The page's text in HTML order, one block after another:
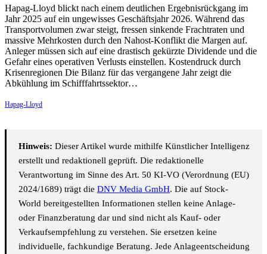
Hapag-Lloyd blickt nach einem deutlichen Ergebnisrückgang im
Jahr 2025 auf ein ungewisses Geschäftsjahr 2026. Während das
Transportvolumen zwar steigt, fressen sinkende Frachtraten und
massive Mehrkosten durch den Nahost-Konflikt die Margen auf.
Anleger müssen sich auf eine drastisch gekürzte Dividende und die
Gefahr eines operativen Verlusts einstellen. Kostendruck durch
Krisenregionen Die Bilanz für das vergangene Jahr zeigt die
Abkühlung im Schifffahrtssektor…
Hapag-Lloyd
Hinweis: Dieser Artikel wurde mithilfe Künstlicher Intelligenz
erstellt und redaktionell geprüft. Die redaktionelle
Verantwortung im Sinne des Art. 50 KI-VO (Verordnung (EU)
2024/1689) trägt die DNV Media GmbH. Die auf Stock-
World bereitgestellten Informationen stellen keine Anlage-
oder Finanzberatung dar und sind nicht als Kauf- oder
Verkaufsempfehlung zu verstehen. Sie ersetzen keine
individuelle, fachkundige Beratung. Jede Anlageentscheidung